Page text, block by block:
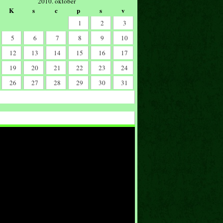
K s c p s v
1 2
3
5 6 7 8 9
10
12 13 14 15 16
17
19 20 21 22 23
24
26 27 28 29 30
31